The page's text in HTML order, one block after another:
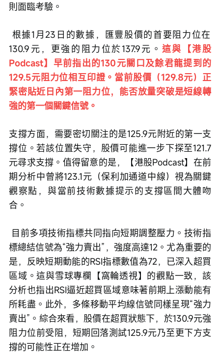
則面臨考驗。
130.9元，更強的阻力位於137.9元。 這與【港股
Podcast】早前指出的130元關口及餘君龍提到的
129.5元阻力位相互印證。當前股價（129.8元）正
緊密貼近日內第一阻力位，能否放量突破是短線轉
強的第一個關鍵信號。
支撐方面，需要密切關注的是125.9元附近的第一支
撐位。若該位置失守，股價可能進一步下探至121.7
元尋求支撐。值得留意的是，【港股Podcast】在前
期分析中曾將123.1元（保利加通道中線）視為關鍵
觀察點，與當前技術數據提示的支撐區間大體吻
合。
標總結信號為“強力賣出”，強度高達12。尤為重要的
是，反映短期動能的RSI指標數值為72，已深入超買
區域。這與雪球專欄【窩輪透視】的觀點一致，該
分析也指出RSI逼近超買區域意味著前期上漲動能有
所耗盡。此外，多條移動平均線信號同樣呈現“強力
賣出”。綜合來看，股價在超買狀態下，於130.9元強
阻力位前受阻，短期回落測試125.9元乃至更下方支
撐的可能性正在增加。